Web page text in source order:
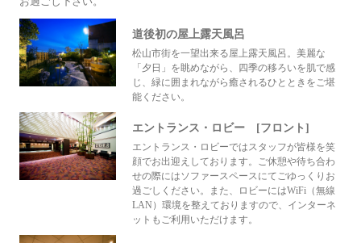
道後初の屋上露天風呂
松山市街を一望出来る屋上露天風呂。美麗な
「夕日」を眺めながら、四季の移ろいを肌で感
じ、緑に囲まれながら癒されるひとときをご堪
能ください。
エントランス・ロビー [フロント]
エントランス・ロビーではスタッフが皆様を笑
顔でお出迎えしております。ご休憩や待ち合わ
せの際にはソファースペースにてごゆっくりお
過ごしください。また、ロビーにはWiFi（無線
LAN）環境を整えておりますので、インターネ
ットもご利用いただけます。